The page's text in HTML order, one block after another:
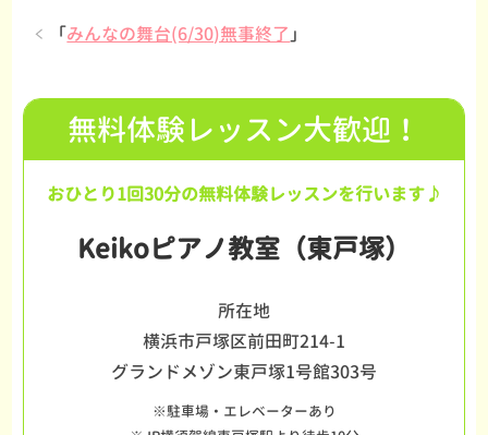
「みんなの舞台(6/30)無事終了 」
無料体験レッスン大歓迎！
おひとり1回30分の無料体験レッスンを行います♪
Keikoピアノ教室（東戸塚）
所在地
横浜市戸塚区前田町214-1
グランドメゾン東戸塚1号館303号
※駐車場・エレベーターあり